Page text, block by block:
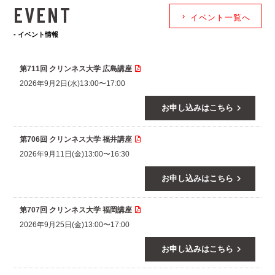
EVENT
- イベント情報
keyboard_arrow_right イベント一覧へ
第711回 クリンネス大学 広島講座
2026年9月2日(水)13:00〜17:00
お申し込みはこちら keyboard_arrow_right
第706回 クリンネス大学 福井講座
2026年9月11日(金)13:00〜16:30
お申し込みはこちら keyboard_arrow_right
第707回 クリンネス大学 福岡講座
2026年9月25日(金)13:00〜17:00
お申し込みはこちら keyboard_arrow_right